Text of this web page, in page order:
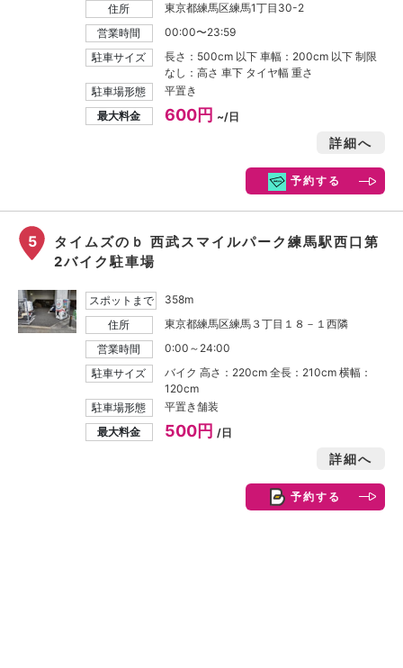
住所
東京都練馬区練馬1丁目30-2
営業時間
00:00〜23:59
駐車サイズ
長さ：500cm 以下 車幅：200cm 以下 制限
なし：高さ 車下 タイヤ幅 重さ
駐車場形態
平置き
最大料金
600円 ~/日
詳細へ
予約する
5
タイムズのｂ 西武スマイルパーク練馬駅西口第
2バイク駐車場
スポットまで
358m
住所
東京都練馬区練馬３丁目１８－１西隣
営業時間
0:00～24:00
駐車サイズ
バイク 高さ：220cm 全長：210cm 横幅：
120cm
駐車場形態
平置き舗装
最大料金
500円 /日
詳細へ
予約する